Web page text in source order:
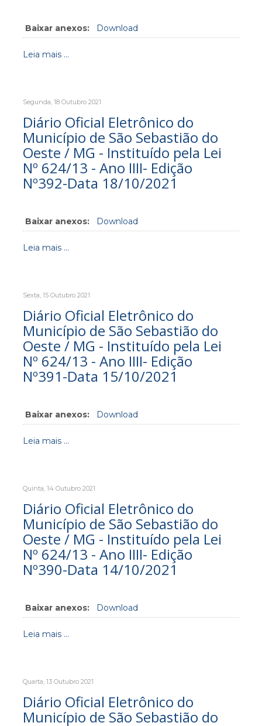
Baixar anexos: Download
Leia mais ...
Segunda, 18 Outubro 2021
Diário Oficial Eletrônico do
Município de São Sebastião do
Oeste / MG - Instituído pela Lei
Nº 624/13 - Ano IIII- Edição
Nº392-Data 18/10/2021
Baixar anexos: Download
Leia mais ...
Sexta, 15 Outubro 2021
Diário Oficial Eletrônico do
Município de São Sebastião do
Oeste / MG - Instituído pela Lei
Nº 624/13 - Ano IIII- Edição
Nº391-Data 15/10/2021
Baixar anexos: Download
Leia mais ...
Quinta, 14 Outubro 2021
Diário Oficial Eletrônico do
Município de São Sebastião do
Oeste / MG - Instituído pela Lei
Nº 624/13 - Ano IIII- Edição
Nº390-Data 14/10/2021
Baixar anexos: Download
Leia mais ...
Quarta, 13 Outubro 2021
Diário Oficial Eletrônico do
Município de São Sebastião do